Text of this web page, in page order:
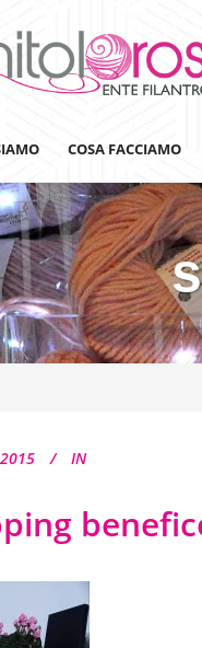
COSA FACCIAMO
Lanaterapia
Ricerca
IN